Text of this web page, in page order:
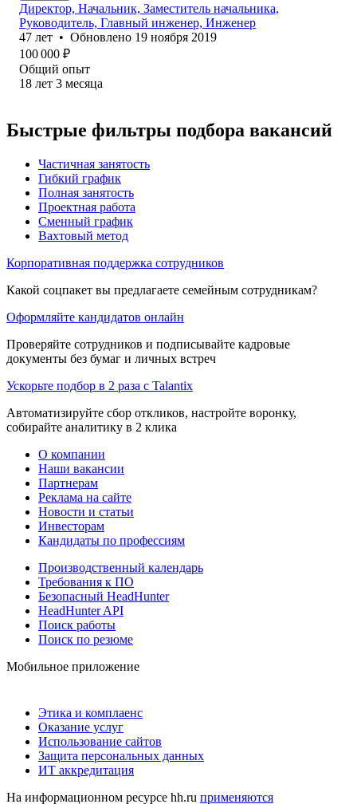
Директор, Начальник, Заместитель начальника,
Руководитель, Главный инженер, Инженер
47 лет • Обновлено 19 ноября 2019
100 000 ₽
Общий опыт
18 лет 3 месяца
Быстрые фильтры подбора вакансий
Частичная занятость
Гибкий график
Полная занятость
Проектная работа
Сменный график
Вахтовый метод
Корпоративная поддержка сотрудников
Какой соцпакет вы предлагаете семейным сотрудникам?
Оформляйте кандидатов онлайн
Проверяйте сотрудников и подписывайте кадровые
документы без бумаг и личных встреч
Ускорьте подбор в 2 раза с Talantix
Автоматизируйте сбор откликов, настройте воронку,
собирайте аналитику в 2 клика
О компании
Наши вакансии
Партнерам
Реклама на сайте
Новости и статьи
Инвесторам
Кандидаты по профессиям
Производственный календарь
Требования к ПО
Безопасный HeadHunter
HeadHunter API
Поиск работы
Поиск по резюме
Мобильное приложение
Этика и комплаенс
Оказание услуг
Использование сайтов
Защита персональных данных
ИТ аккредитация
На информационном ресурсе hh.ru применяются